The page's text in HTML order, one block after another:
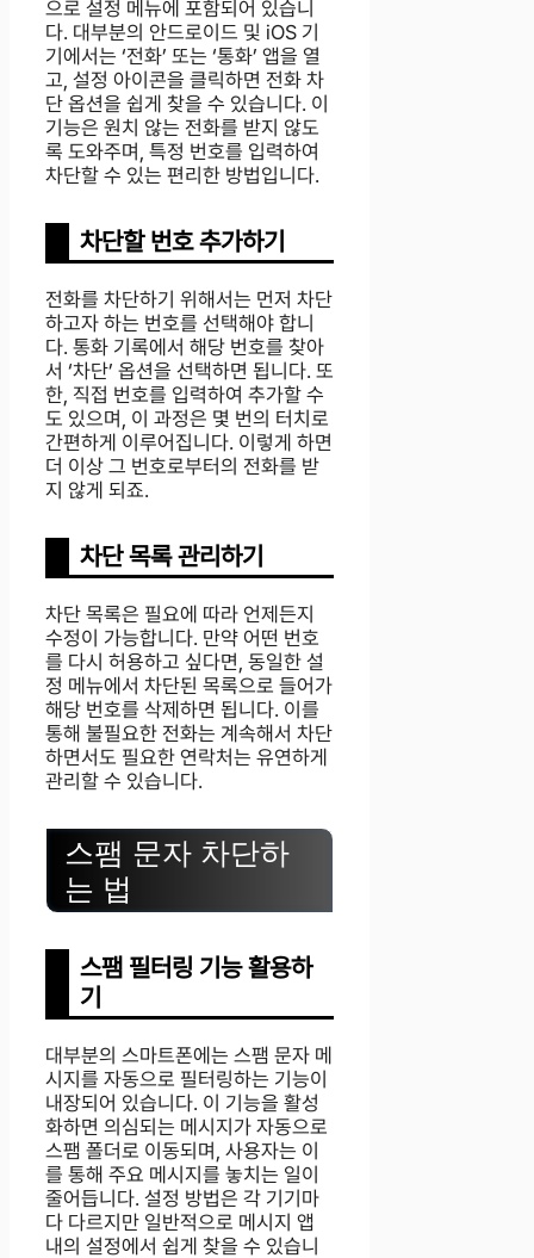
으로 설정 메뉴에 포함되어 있습니
다. 대부분의 안드로이드 및 iOS 기
기에서는 ‘전화’ 또는 ‘통화’ 앱을 열
고, 설정 아이콘을 클릭하면 전화 차
단 옵션을 쉽게 찾을 수 있습니다. 이
기능은 원치 않는 전화를 받지 않도
록 도와주며, 특정 번호를 입력하여
차단할 수 있는 편리한 방법입니다.
차단할 번호 추가하기
전화를 차단하기 위해서는 먼저 차단
하고자 하는 번호를 선택해야 합니
다. 통화 기록에서 해당 번호를 찾아
서 ‘차단’ 옵션을 선택하면 됩니다. 또
한, 직접 번호를 입력하여 추가할 수
도 있으며, 이 과정은 몇 번의 터치로
간편하게 이루어집니다. 이렇게 하면
더 이상 그 번호로부터의 전화를 받
지 않게 되죠.
차단 목록 관리하기
차단 목록은 필요에 따라 언제든지
수정이 가능합니다. 만약 어떤 번호
를 다시 허용하고 싶다면, 동일한 설
정 메뉴에서 차단된 목록으로 들어가
해당 번호를 삭제하면 됩니다. 이를
통해 불필요한 전화는 계속해서 차단
하면서도 필요한 연락처는 유연하게
관리할 수 있습니다.
스팸 문자 차단하
는 법
스팸 필터링 기능 활용하
기
대부분의 스마트폰에는 스팸 문자 메
시지를 자동으로 필터링하는 기능이
내장되어 있습니다. 이 기능을 활성
화하면 의심되는 메시지가 자동으로
스팸 폴더로 이동되며, 사용자는 이
를 통해 주요 메시지를 놓치는 일이
줄어듭니다. 설정 방법은 각 기기마
다 다르지만 일반적으로 메시지 앱
내의 설정에서 쉽게 찾을 수 있습니